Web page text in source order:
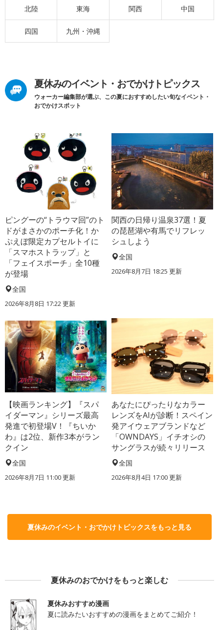
北陸 東海 関西 中国
四国 九州・沖縄
夏休みのイベント・おでかけトピックス
ウォーカー編集部が選ぶ、この夏におすすめしたい旬なイベント・
おでかけスポット
ピングーの“トラウマ回”のト
ドがまさかのポーチ化！か
ぷえぼ限定カプセルトイに
「スマホストラップ」と
「フェイスポーチ」全10種
が登場
全国
2026年8月8日 17:22更新
関西の日帰り温泉37選！夏
の琵琶湖や有馬でリフレッ
シュしよう
全国
2026年8月7日 18:25 更新
【映画ランキング】『スパ
イダーマン』シリーズ最高
発進で初登場V！『ちいか
わ』は2位、新作3本がラン
クイン
全国
2026年8月7日 11:00更新
あなたにぴったりなカラー
レンズをAIが診断！スペイン
発アイウェアブランドなど
「OWNDAYS」イチオシの
サングラスが続々リリース
全国
2026年8月4日 17:00更新
夏休みのイベント・おでかけトピックスをもっと見る
夏休みのおでかけをもっと楽しむ
夏休みおすすめ漫画
夏に読みたいおすすめの漫画をまとめてご紹介！